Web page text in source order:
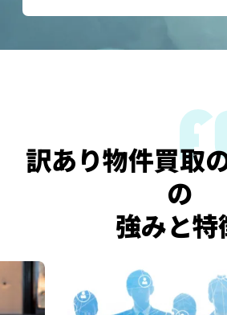
訳あり物件買取
の
強みと特